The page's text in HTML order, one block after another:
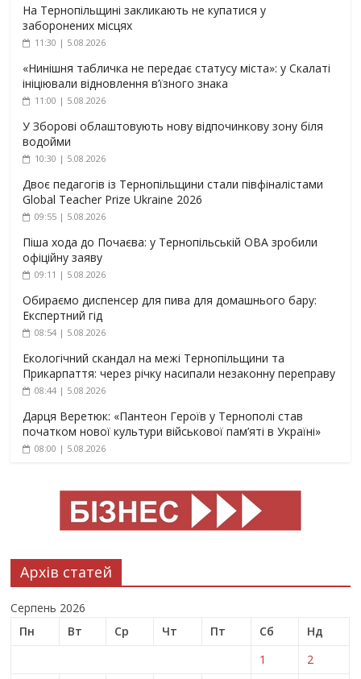
На Тернопільщині закликають не купатися у
заборонених місцях
11:30 | 5.08.2026
«Нинішня табличка не передає статусу міста»: у Скалаті
ініціювали відновлення в’їзного знака
11:00 | 5.08.2026
У Зборові облаштовують нову відпочинкову зону біля
водойми
10:30 | 5.08.2026
Двоє педагогів із Тернопільщини стали півфіналістами
Global Teacher Prize Ukraine 2026
09:55 | 5.08.2026
Піша хода до Почаєва: у Тернопільській ОВА зробили
офіційну заяву
09:11 | 5.08.2026
Обираємо диспенсер для пива для домашнього бару:
Експертний гід
08:54 | 5.08.2026
Екологічний скандал на межі Тернопільщини та
Прикарпаття: через річку насипали незаконну переправу
08:44 | 5.08.2026
Дарця Веретюк: «Пантеон Героїв у Тернополі став
початком нової культури військової пам’яті в Україні»
08:00 | 5.08.2026
Архів статей
Серпень 2026
Пн
Вт Ср Чт Пт Сб
Нд
1
2